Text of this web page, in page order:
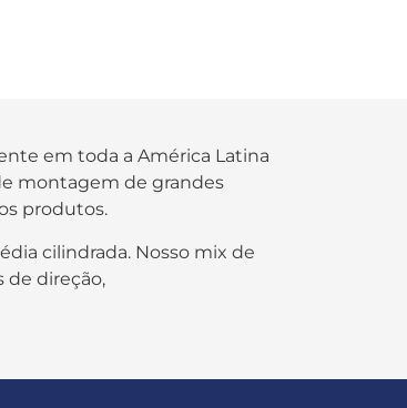
em toda a América Latina
montagem de grandes
produtos.
cilindrada. Nosso mix de
de direção,